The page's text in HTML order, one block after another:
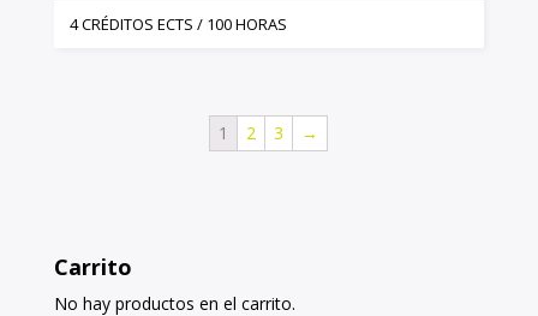
4 CRÉDITOS ECTS / 100 HORAS
1 2 3 →
Carrito
No hay productos en el carrito.